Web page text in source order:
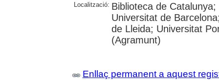
Localització: Biblioteca de
Universitat de
de Lleida; Universitat
(Agramunt)
Enllaç permanent a aquest